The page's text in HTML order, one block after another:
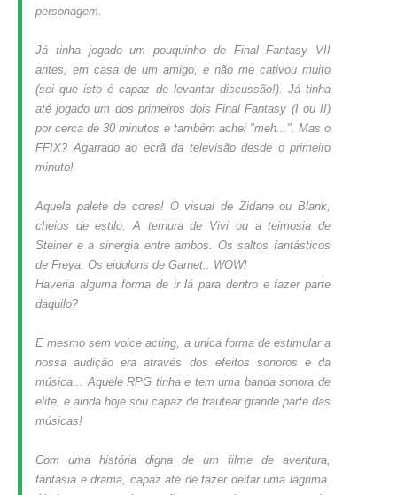
personagem.
Já tinha jogado um pouquinho de Final Fantasy VII
antes, em casa de um amigo, e não me cativou muito
(sei que isto é capaz de levantar discussão!). Já tinha
até jogado um dos primeiros dois Final Fantasy (I ou II)
por cerca de 30 minutos e também achei "meh...". Mas o
FFIX? Agarrado ao ecrã da televisão desde o primeiro
minuto!
Aquela palete de cores! O visual de Zidane ou Blank,
cheios de estilo. A ternura de Vivi ou a teimosia de
Steiner e a sinergia entre ambos. Os saltos fantásticos
de Freya. Os eidolons de Garnet.. WOW!
Haveria alguma forma de ir lá para dentro e fazer parte
daquilo?
E mesmo sem voice acting, a unica forma de estimular a
nossa audição era através dos efeitos sonoros e da
música... Aquele RPG tinha e tem uma banda sonora de
elite, e ainda hoje sou capaz de trautear grande parte das
músicas!
Com uma história digna de um filme de aventura,
fantasia e drama, capaz até de fazer deitar uma lágrima.